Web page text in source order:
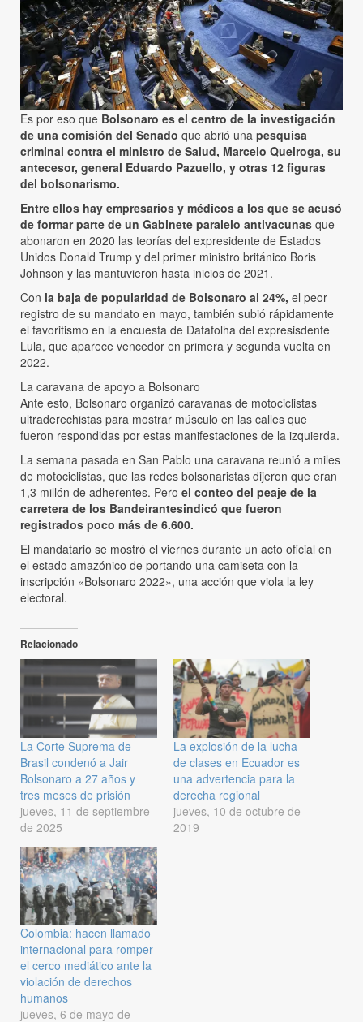
Es por eso que Bolsonaro es el centro de la investigación
de una comisión del Senado que abrió una pesquisa
criminal contra el ministro de Salud, Marcelo Queiroga, su
antecesor, general Eduardo Pazuello, y otras 12 figuras
del bolsonarismo.
Entre ellos hay empresarios y médicos a los que se acusó
de formar parte de un Gabinete paralelo antivacunas que
abonaron en 2020 las teorías del expresidente de Estados
Unidos Donald Trump y del primer ministro británico Boris
Johnson y las mantuvieron hasta inicios de 2021.
Con la baja de popularidad de Bolsonaro al 24%, el peor
registro de su mandato en mayo, también subió rápidamente
el favoritismo en la encuesta de Datafolha del expresisdente
Lula, que aparece vencedor en primera y segunda vuelta en
2022.
La caravana de apoyo a Bolsonaro
Ante esto, Bolsonaro organizó caravanas de motociclistas
ultraderechistas para mostrar músculo en las calles que
fueron respondidas por estas manifestaciones de la izquierda.
La semana pasada en San Pablo una caravana reunió a miles
de motociclistas, que las redes bolsonaristas dijeron que eran
1,3 millón de adherentes. Pero el conteo del peaje de la
carretera de los Bandeirantesindicó que fueron
registrados poco más de 6.600.
El mandatario se mostró el viernes durante un acto oficial en
el estado amazónico de portando una camiseta con la
inscripción «Bolsonaro 2022», una acción que viola la ley
electoral.
Relacionado
La Corte Suprema de
Brasil condenó a Jair
Bolsonaro a 27 años y
tres meses de prisión
jueves, 11 de septiembre
de 2025
La explosión de la lucha
de clases en Ecuador es
una advertencia para la
derecha regional
jueves, 10 de octubre de
2019
Colombia: hacen llamado
internacional para romper
el cerco mediático ante la
violación de derechos
humanos
jueves, 6 de mayo de